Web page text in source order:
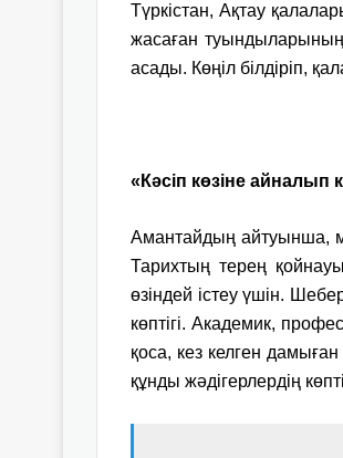
Түркістан, Ақтау
жасаған туындыларының
асады. Көңіл білдіріп,
«Кәсіп көзіне айналып
Амантайдың айтуынша,
Тарихтың терең
өзіндей істеу үшін.
көптігі. Академик,
қоса, кез келген
құнды жәдігерлердің